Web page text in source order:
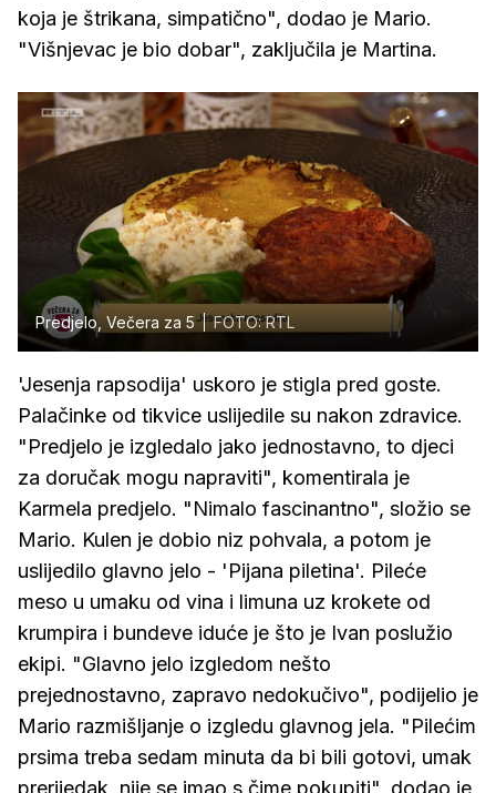
koja je štrikana, simpatično", dodao je Mario.
"Višnjevac je bio dobar", zaključila je Martina.
Predjelo, Večera za 5 FOTO: RTL
'Jesenja rapsodija' uskoro je stigla pred goste.
Palačinke od tikvice uslijedile su nakon zdravice.
"Predjelo je izgledalo jako jednostavno, to djeci
za doručak mogu napraviti", komentirala je
Karmela predjelo. "Nimalo fascinantno", složio se
Mario. Kulen je dobio niz pohvala, a potom je
uslijedilo glavno jelo - 'Pijana piletina'. Pileće
meso u umaku od vina i limuna uz krokete od
krumpira i bundeve iduće je što je Ivan poslužio
ekipi. "Glavno jelo izgledom nešto
prejednostavno, zapravo nedokučivo", podijelio je
Mario razmišljanje o izgledu glavnog jela. "Pilećim
prsima treba sedam minuta da bi bili gotovi, umak
prerijedak, nije se imao s čime pokupiti", dodao je